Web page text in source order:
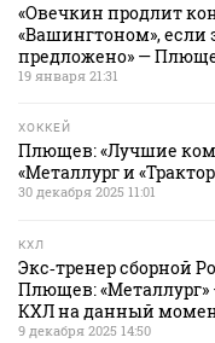
«Овечкин продлит
«Вашингтоном», если
предложено» —
19 января 21:31
ХОККЕЙ
Плющев: «Лучшие
«Металлург и
30 декабря 2025 11:01
КХЛ
Экс‑тренер сборной
Плющев:
КХЛ на данный
9 декабря 2025 14:50